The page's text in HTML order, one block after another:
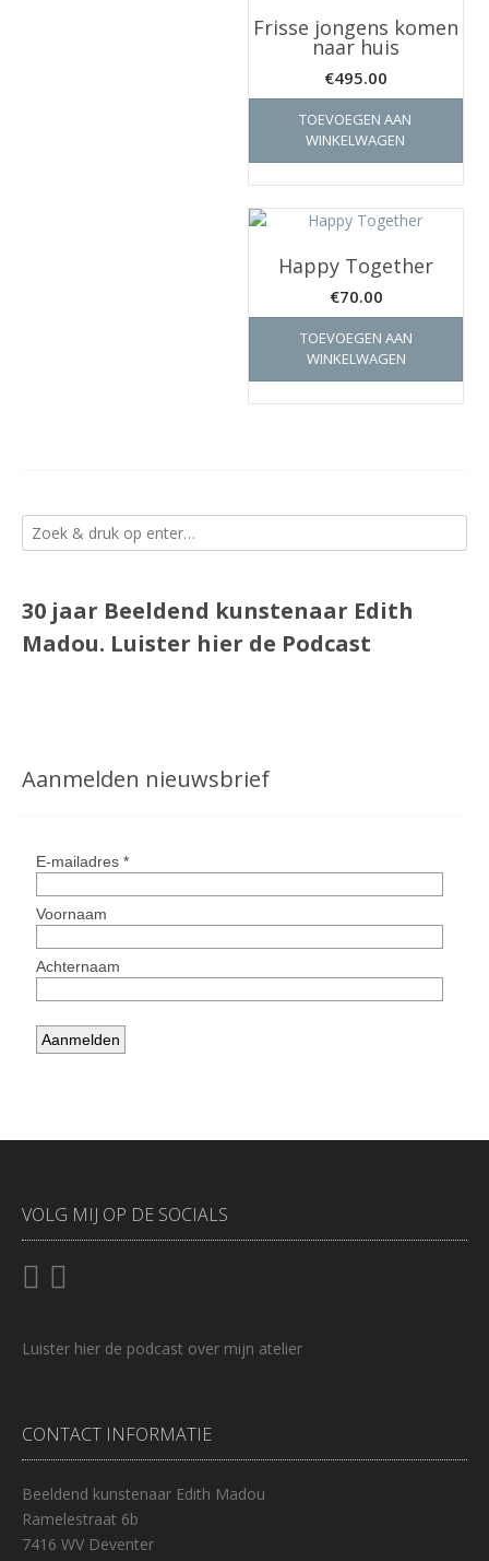
Frisse jongens komen
naar huis
€495.00
TOEVOEGEN AAN
WINKELWAGEN
Happy Together
€70.00
TOEVOEGEN AAN
WINKELWAGEN
30 jaar Beeldend kunstenaar Edith
Madou. Luister hier de Podcast
Aanmelden nieuwsbrief
VOLG MIJ OP DE SOCIALS
Luister hier de podcast over mijn atelier
CONTACT INFORMATIE
Beeldend kunstenaar Edith Madou
Ramelestraat 6b
7416 WV Deventer